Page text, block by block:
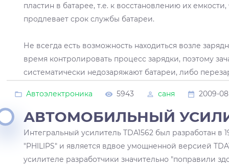
пластин в батарее, т.е. к восстановлению их
продлевает срок службы батареи.
Не всегда есть возможность находиться возле
время контролировать процесс зарядки, поэтому
систематически недозаряжают батареи, либо
Автоэлектроника 5943 саня 2009-
АВТОМОБИЛЬНЫЙ
Интегральный усилитель TDA1562 был разработан в
"PHILIPS" и является вдвое умощненной версией
усилителе разработчики значительно "поправили